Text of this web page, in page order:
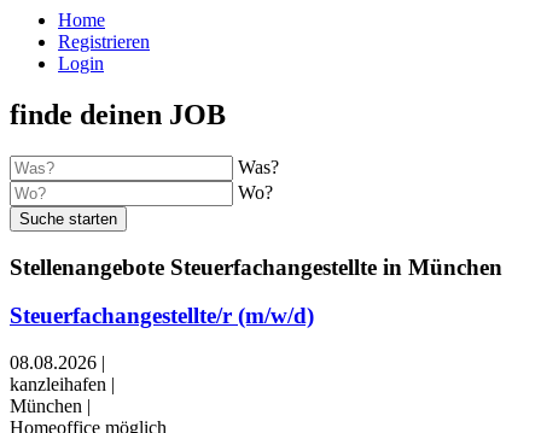
Home
Registrieren
Login
finde deinen JOB
Was?
Wo?
Suche starten
Stellenangebote Steuerfachangestellte in München
Steuerfachangestellte/r (m/w/d)
08.08.2026 |
kanzleihafen |
München |
Homeoffice möglich